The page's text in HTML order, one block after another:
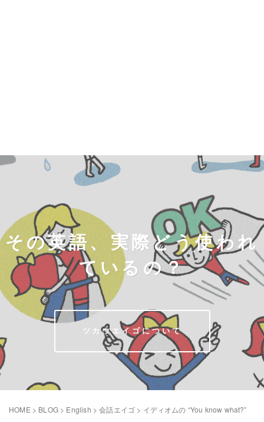
その英語、実際どう使われ
ているの？
ツカウエイゴについて
HOME > BLOG> English >会話エイゴ > イディオムの “You know what?”